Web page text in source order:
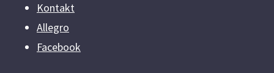
Kontakt
Allegro
Facebook